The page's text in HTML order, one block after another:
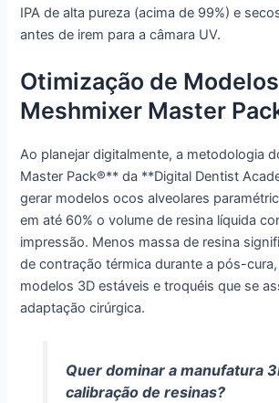
IPA de alta pureza (acima de 99%) e
antes de irem para a câmara UV.
Otimização de
Meshmixer Master
Ao planejar digitalmente, a metodologia
Master Pack®** da **Digital Dentist
gerar modelos ocos alveolares
em até 60% o volume de resina líquida
impressão. Menos massa de resina
de contração térmica durante a pós-
modelos 3D estáveis e troquéis que se
adaptação cirúrgica.
Quer dominar a manufatura
calibração de resinas?